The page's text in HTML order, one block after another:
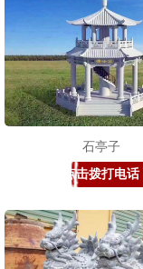
石亭子
点击拨打电话